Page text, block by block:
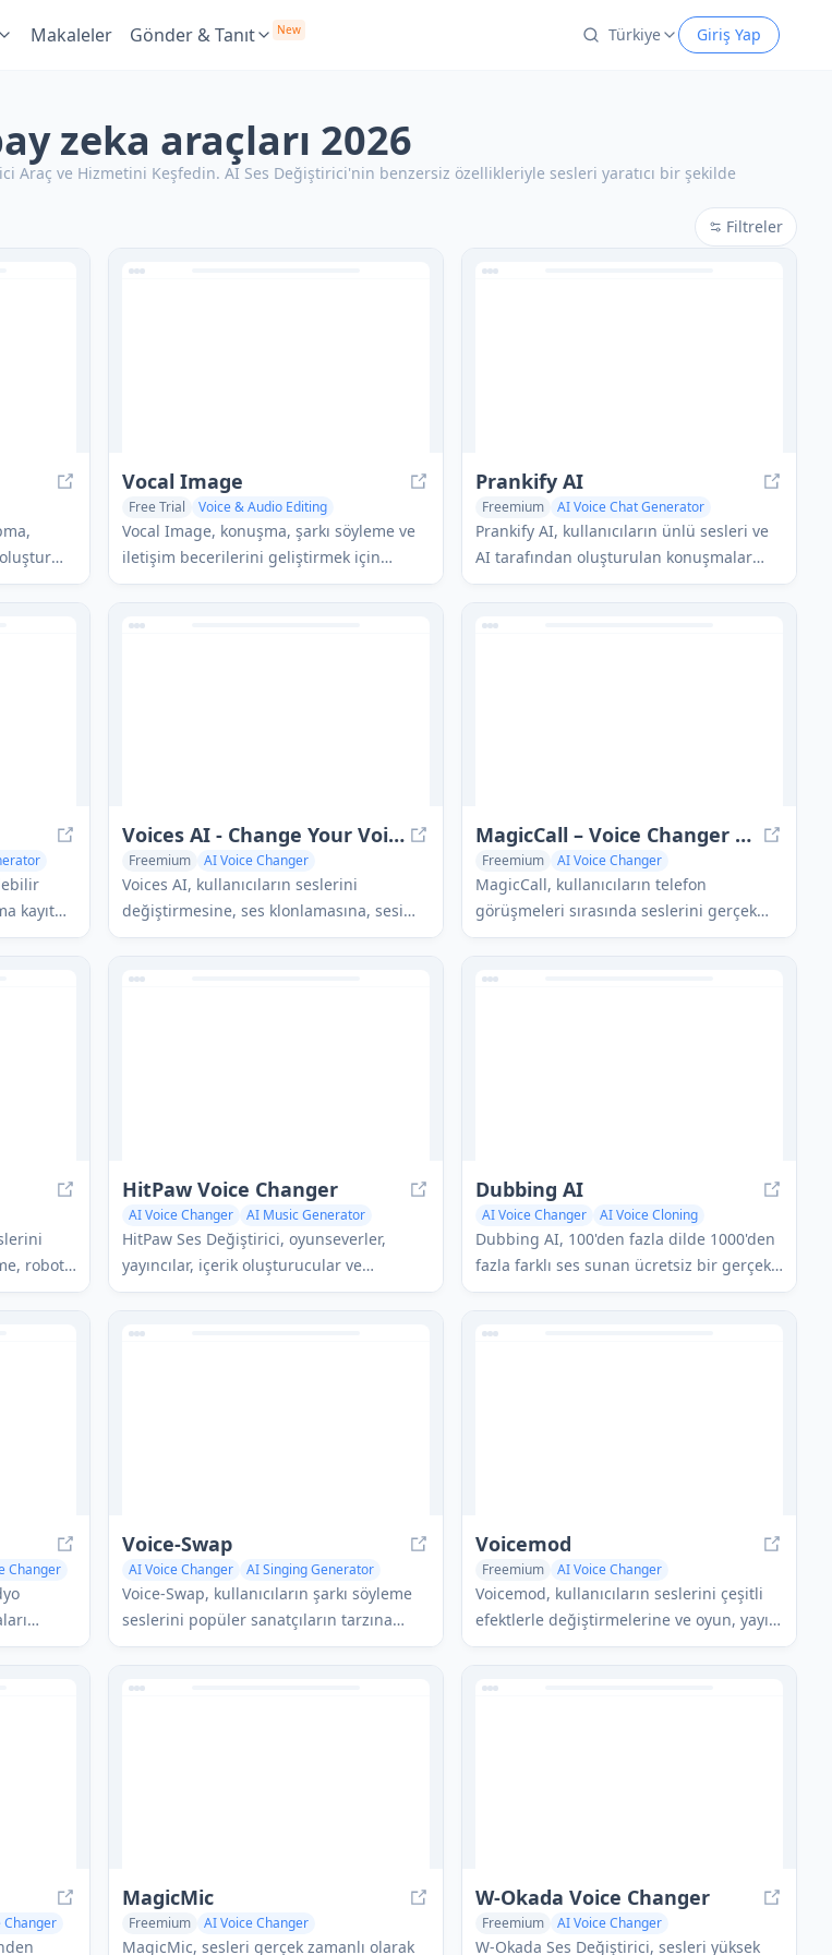
Makaleler Gönder & Tanıt New Türkiye Giriş Yap
zeka araçları 2026
Araç ve Hizmetini Keşfedin. AI Ses Değiştirici'nin benzersiz özellikleriyle sesleri yaratıcı bir şekilde
Filtreler
ses
Vocal Image
Free Trial
Voice & Audio Editing
AI Voice Changer
AI Speech Synthesis
Vocal Image, konuşma, şarkı söyleme ve
iletişim becerilerini geliştirmek için
kişiselleştirilmiş dersler ve egzersizler
uygulamasıdır.
Prankify AI
Freemium
AI Voice Chat Generator
AI Voice Cloning
AI Voice Changer
Prankify AI, kullanıcıların ünlü sesleri ve
AI tarafından oluşturulan konuşmalar
kullanarak komik ve ikna edici şaka
AI destekli bir şaka telefon platformudur.
kayıt
Voices AI - Change Your Voice
Freemium
AI Voice Changer
AI Music Generator
Voices AI, kullanıcıların seslerini
değiştirmesine, ses klonlamasına, sesi
iyileştirmesine ve AI tarafından üretilen
MagicCall – Voice Changer App
Freemium AI Voice Changer
MagicCall, kullanıcıların telefon
görüşmeleri sırasında seslerini gerçek
zamanlı olarak değiştirmelerine olanak
robotik
HitPaw Voice Changer
AI Voice Changer AI Music Generator
HitPaw Ses Değiştirici, oyunseverler,
yayıncılar, içerik oluşturucular ve
çevrimiçi toplantı katılımcıları için 100'den
yetenekleri ve AI müzik üretim özellikleri
Dubbing AI
AI Voice Changer AI Voice Cloning
Dubbing AI, 100'den fazla dilde 1000'den
fazla farklı ses sunan ücretsiz bir gerçek
zamanlı AI ses değiştiricisidir ve
uygulamalar için seslerini
Changer
manipüle
Voice-Swap
AI Voice Changer AI Singing Generator
Voice-Swap, kullanıcıların şarkı söyleme
seslerini popüler sanatçıların tarzına
dönüştürmelerine olanak tanıyan AI
şarkı demo'ları ve vokal işbirlikleri
Voicemod
Freemium AI Voice Changer
Voicemod, kullanıcıların seslerini çeşitli
efektlerle değiştirmelerine ve oyun, yayın
ve içerik oluşturma için özel ses efektleri
zamanlı bir ses değiştirme yazılımıdır.
Changer
MagicMic
Freemium
AI Voice Changer
Voice & Audio Editing
AI Voice Chat Generator
MagicMic, sesleri gerçek zamanlı olarak
W-Okada Voice Changer
Freemium
AI Voice Changer
Voice & Audio Editing
AI Voice Chat Generator
W-Okada Ses Değiştirici, sesleri yüksek